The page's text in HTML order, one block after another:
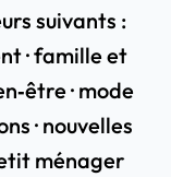
suivants :
· famille et
· mode
· nouvelles
ménager